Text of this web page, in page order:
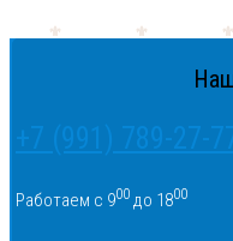
+7 (991) 789-27-
Работаем с 900 до 1800